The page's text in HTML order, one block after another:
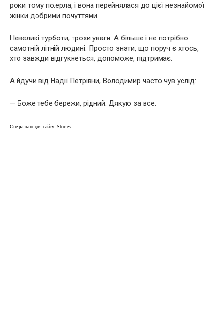
роки тому по.ерла, і вона перейнялася до цієї незнайомої
жінки добрими почуттями.
Невеликі турботи, трохи уваги. А більше і не потрібно
самотній літній людині. Просто знати, що поруч є хтось,
хто завжди відгукнеться, допоможе, підтримає.
А йдучи від Надії Петрівни, Володимир часто чув услід:
— Боже тебе бережи, рідний. Дякую за все.
Спеціально для сайту Stories